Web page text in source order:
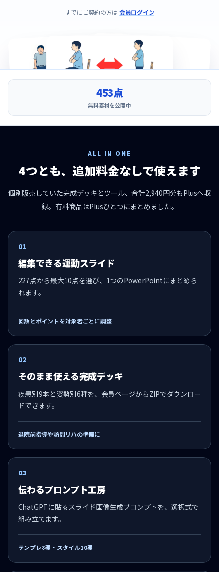
すでにご契約の方は 会員ログイン
実物の16:9スライド。回数バッジとポイントは編集できます
453点
無料素材を公開中
ALL IN ONE
4つとも、追加料金なしで使えます
個別販売していた完成デッキとツール、合計2,940円分もPlusへ収
録。有料商品はPlusひとつにまとめました。
01
編集できる運動スライド
227点から最大10点を選び、1つのPowerPointにまとめら
れます。
回数とポイントを対象者ごとに調整
02
そのまま使える完成デッキ
疾患別9本と姿勢別6種を、会員ページからZIPでダウンロー
ドできます。
退院前指導や訪問リハの準備に
03
伝わるプロンプト工房
ChatGPTに貼るスライド画像生成プロンプトを、選択式で
組み立てます。
テンプレ8種・スタイル10種